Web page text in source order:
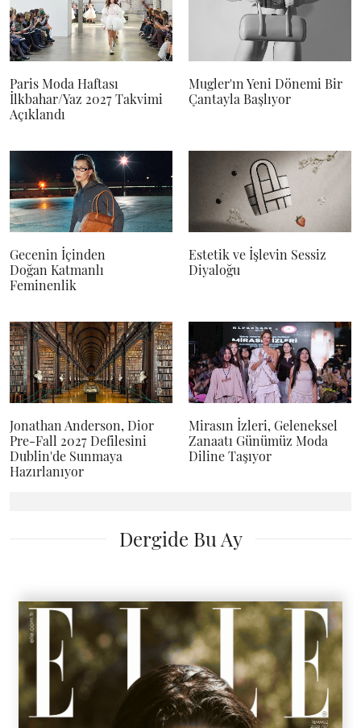
Paris Moda Haftası
İlkbahar/Yaz 2027 Takvimi
Açıklandı
Mugler'ın Yeni Dönemi Bir
Çantayla Başlıyor
Gecenin İçinden
Doğan Katmanlı
Feminenlik
Estetik ve İşlevin Sessiz
Diyaloğu
Jonathan Anderson, Dior
Pre-Fall 2027 Defilesini
Dublin'de Sunmaya
Hazırlanıyor
Mirasın İzleri, Geleneksel
Zanaatı Günümüz Moda
Diline Taşıyor
Dergide Bu Ay